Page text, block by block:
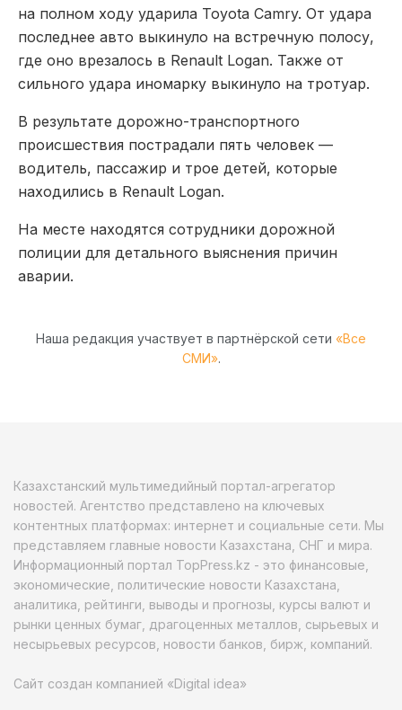
на полном ходу ударила Toyota Camry. От удара
последнее авто выкинуло на встречную полосу,
где оно врезалось в Renault Logan. Также от
сильного удара иномарку выкинуло на тротуар.
В результате дорожно-транспортного
происшествия пострадали пять человек —
водитель, пассажир и трое детей, которые
находились в Renault Logan.
На месте находятся сотрудники дорожной
полиции для детального выяснения причин
аварии.
Наша редакция участвует в партнёрской сети «Все
СМИ».
Казахстанский мультимедийный портал-агрегатор
новостей. Агентство представлено на ключевых
контентных платформах: интернет и социальные сети. Мы
представляем главные новости Казахстана, СНГ и мира.
Информационный портал TopPress.kz - это финансовые,
экономические, политические новости Казахстана,
аналитика, рейтинги, выводы и прогнозы, курсы валют и
рынки ценных бумаг, драгоценных металлов, сырьевых и
несырьевых ресурсов, новости банков, бирж, компаний.
Сайт создан компанией «Digital idea»